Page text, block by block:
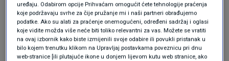
USKOK upao u Hrvatski judo savez
VIJESTI 14. tra.
"Ova izvješća odnose se na radnje i financijske
uređaju. Odabirom opcije Prihvaćam omogućit ćete tehnologije praćenja
koje podržavaju svrhe za čije pružanje mi i naši partneri obrađujemo
podatke. Ako su alati za praćenje onemogućeni, određeni sadržaj i oglasi
koje vidite možda više neće biti toliko relevantni za vas. Možete se vratiti
na ovaj izbornik kako biste izmijenili svoje odabire ili povukli pristanak u
bilo kojem trenutku klikom na Upravljaj postavkama poveznicu pri dnu
web-stranice [ili plutajuće ikone u donjem lijevom kutu web stranice, ako